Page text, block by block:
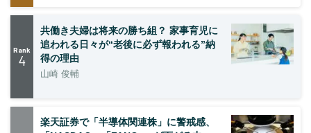
Rank
4
共働き夫婦は将来の勝ち組？ 家事育児に
追われる日々が“老後に必ず報われる”納
得の理由
山崎 俊輔
楽天証券で「半導体関連株」に警戒感、